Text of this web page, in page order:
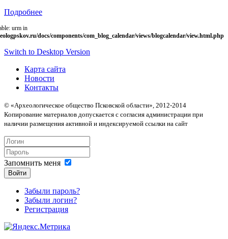
Подробнее
urm in
docs/components/com_blog_calendar/views/blogcalendar/view.html.php
Switch to Desktop Version
Карта сайта
Новости
Контакты
© «Археологическое общество Псковской области», 2012-2014
Копирование материалов допускается с согласия администрации при
наличии размещения активной и индексируемой ссылки на сайт
Запомнить меня
Войти
Забыли пароль?
Забыли логин?
Регистрация